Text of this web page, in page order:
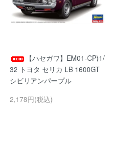
【ハセガワ】EM01-CP)1/
32 トヨタ セリカ LB 1600GT
シビリアンパープル
2,178円(税込)